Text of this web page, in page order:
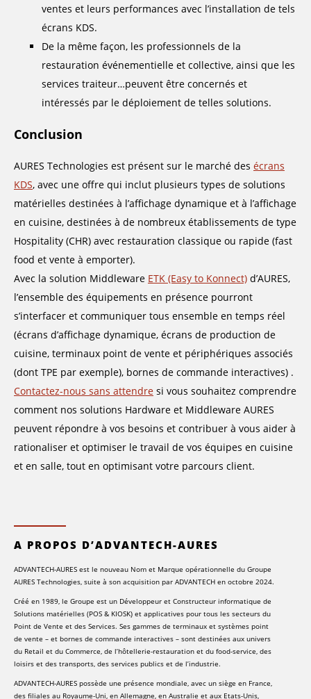
ventes et leurs performances avec l’installation de tels
écrans KDS.
De la même façon, les professionnels de la
restauration événementielle et collective, ainsi que les
services traiteur…peuvent être concernés et
intéressés par le déploiement de telles solutions.
Conclusion
AURES Technologies est présent sur le marché des écrans
KDS, avec une offre qui inclut plusieurs types de solutions
matérielles destinées à l’affichage dynamique et à l’affichage
en cuisine, destinées à de nombreux établissements de type
Hospitality (CHR) avec restauration classique ou rapide (fast
food et vente à emporter).
Avec la solution Middleware ETK (Easy to Konnect) d’AURES,
l’ensemble des équipements en présence pourront
s’interfacer et communiquer tous ensemble en temps réel
(écrans d’affichage dynamique, écrans de production de
cuisine, terminaux point de vente et périphériques associés
(dont TPE par exemple), bornes de commande interactives) .
Contactez-nous sans attendre si vous souhaitez comprendre
comment nos solutions Hardware et Middleware AURES
peuvent répondre à vos besoins et contribuer à vous aider à
rationaliser et optimiser le travail de vos équipes en cuisine
et en salle, tout en optimisant votre parcours client.
A PROPOS D’ADVANTECH-AURES
ADVANTECH-AURES est le nouveau Nom et Marque opérationnelle du Groupe
AURES Technologies, suite à son acquisition par ADVANTECH en octobre 2024.
Créé en 1989, le Groupe est un Développeur et Constructeur informatique de
Solutions matérielles (POS & KIOSK) et applicatives pour tous les secteurs du
Point de Vente et des Services. Ses gammes de terminaux et systèmes point
de vente – et bornes de commande interactives – sont destinées aux univers
du Retail et du Commerce, de l’hôtellerie-restauration et du food-service, des
loisirs et des transports, des services publics et de l’industrie.
ADVANTECH-AURES possède une présence mondiale, avec un siège en France,
des filiales au Royaume-Uni, en Allemagne, en Australie et aux Etats-Unis,